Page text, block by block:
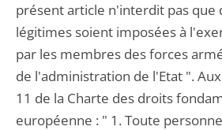
présent article n'interdit pas que
légitimes soient imposées à
par les membres des forces
de l'administration de l'Etat ".
11 de la Charte des droits
européenne : " 1. Toute